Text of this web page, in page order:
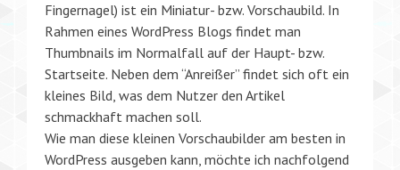
Fingernagel) ist ein Miniatur- bzw. Vorschaubild. In
Rahmen eines WordPress Blogs findet man
Thumbnails im Normalfall auf der Haupt- bzw.
Startseite. Neben dem “Anreißer” findet sich oft ein
kleines Bild, was dem Nutzer den Artikel
schmackhaft machen soll.
Wie man diese kleinen Vorschaubilder am besten in
WordPress ausgeben kann, möchte ich nachfolgend